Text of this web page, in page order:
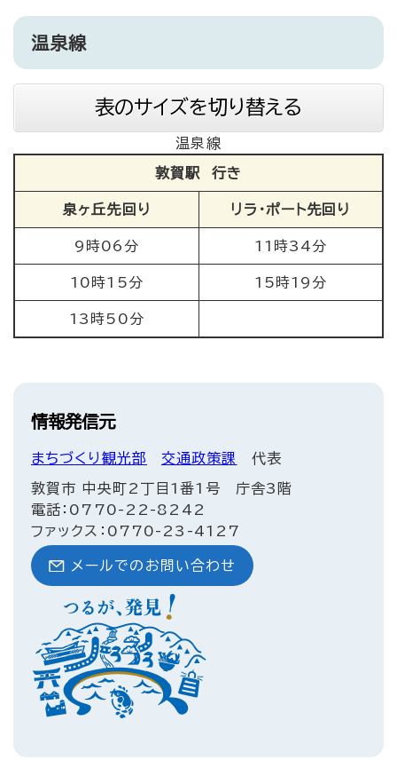
温泉線
表のサイズを切り替える
温泉線
敦賀駅 行き
泉ヶ丘先回り リラ・ポート先回り
9時06分 11時34分
10時15分 15時19分
13時50分
情報発信元
まちづくり観光部 交通政策課 代表
敦賀市 中央町2丁目1番1号 庁舎3階
電話：0770-22-8242
ファックス：0770-23-4127
メールでのお問い合わせ